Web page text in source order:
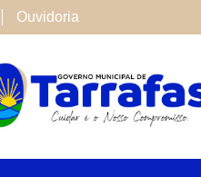
Ouvidoria
Cookies de terceiros
São cookies inseridos por
Salvar